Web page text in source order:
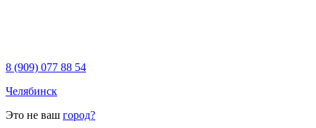
8 (909) 077 88 54
Челябинск
Это не ваш город?